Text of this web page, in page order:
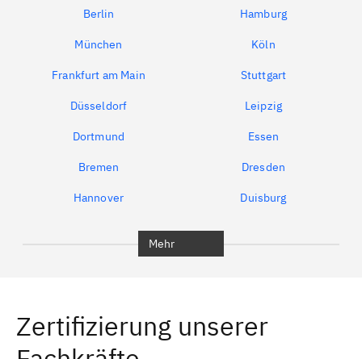
Berlin Hamburg
München Köln
Frankfurt am Main Stuttgart
Düsseldorf Leipzig
Dortmund Essen
Bremen Dresden
Hannover Duisburg
Bolbritz Salzenforst
Freiberg, Sachsen
Mehr
Zertifizierung unserer